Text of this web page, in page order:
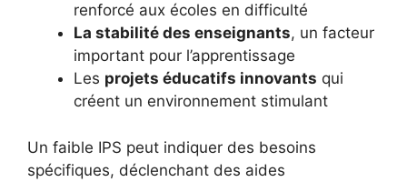
renforcé aux écoles en difficulté
La stabilité des enseignants, un facteur
important pour l’apprentissage
Les projets éducatifs innovants qui
créent un environnement stimulant
Un faible IPS peut indiquer des besoins
spécifiques, déclenchant des aides